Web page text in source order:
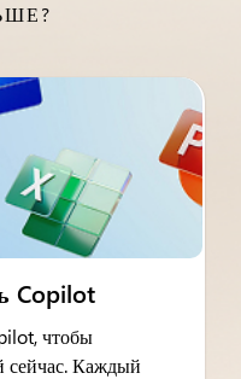
Copilot
чтобы
сейчас. Каждый